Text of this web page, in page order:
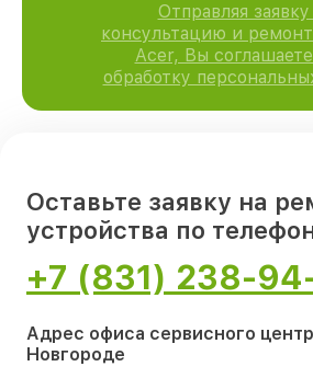
Отправляя
консультацию и
Acer, Вы
обработку
Оставьте заявку на
устройства по
+7 (831) 238-
Адрес офиса сервисного
Новгороде